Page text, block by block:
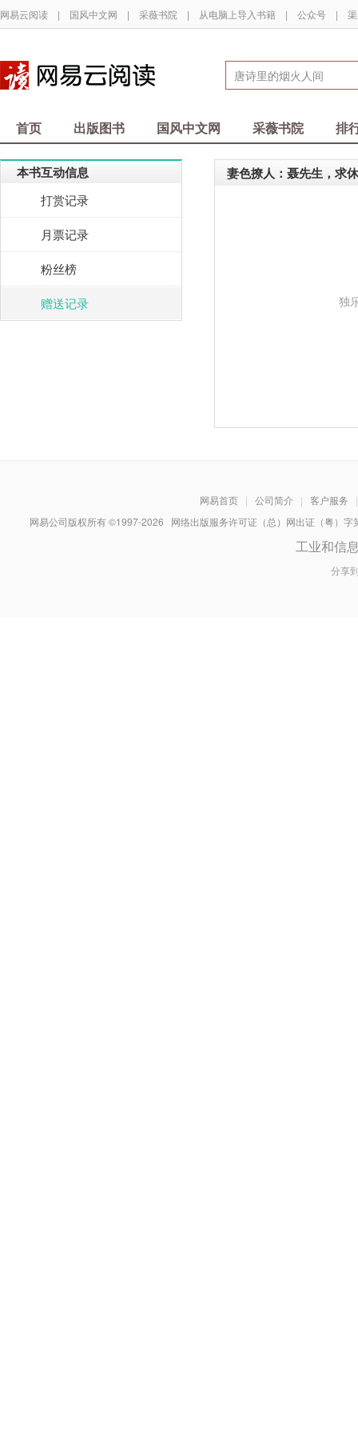
网易云阅读 | 国风中文网 | 采薇书院 | 从电脑上导入书籍 | 公众号 |
首页 出版图书 国风中文网 采薇书院 排
本书互动信息
打赏记录
月票记录
粉丝榜
赠送记录
妻色撩人：聂先生，求
独
网易首页 | 公司简介 | 客户服务
|
网易公司版权所有 ©1997-2026 网络出版服务许可证（总）网出证（粤）
工业和信
分享